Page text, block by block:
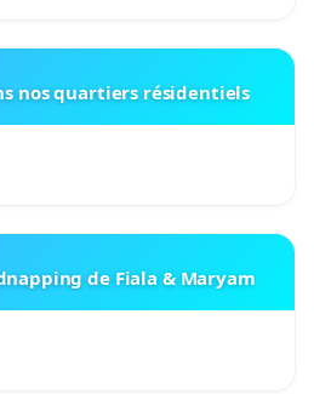
nos quartiers résidentiels
de Fiala & Maryam